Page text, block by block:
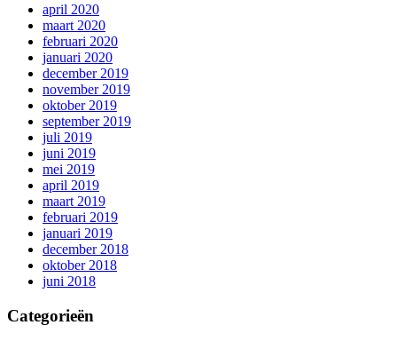
april 2020
maart 2020
februari 2020
januari 2020
december 2019
november 2019
oktober 2019
september 2019
juli 2019
juni 2019
mei 2019
april 2019
maart 2019
februari 2019
januari 2019
december 2018
oktober 2018
juni 2018
Categorieën